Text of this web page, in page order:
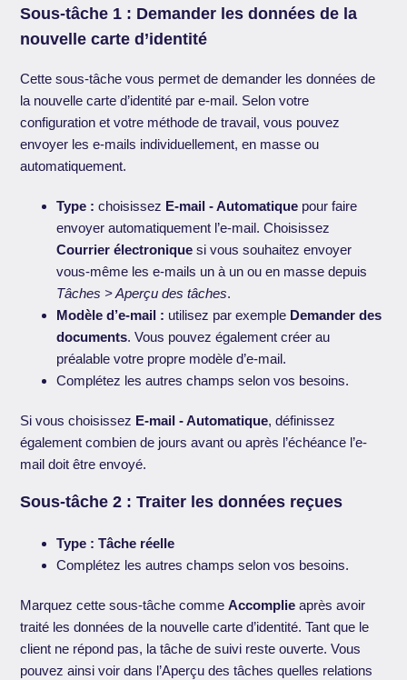
Sous-tâche 1 : Demander les données de la
nouvelle carte d’identité
Cette sous-tâche vous permet de demander les données de
la nouvelle carte d’identité par e-mail. Selon votre
configuration et votre méthode de travail, vous pouvez
envoyer les e-mails individuellement, en masse ou
automatiquement.
Type : choisissez E-mail - Automatique pour faire
envoyer automatiquement l’e-mail. Choisissez
Courrier électronique si vous souhaitez envoyer
vous-même les e-mails un à un ou en masse depuis
Tâches > Aperçu des tâches.
Modèle d’e-mail : utilisez par exemple Demander des
documents. Vous pouvez également créer au
préalable votre propre modèle d’e-mail.
Complétez les autres champs selon vos besoins.
Si vous choisissez E-mail - Automatique, définissez
également combien de jours avant ou après l’échéance l’e-
mail doit être envoyé.
Sous-tâche 2 : Traiter les données reçues
Type : Tâche réelle
Complétez les autres champs selon vos besoins.
Marquez cette sous-tâche commeAccomplie après avoir
traité les données de la nouvelle carte d’identité. Tant que le
client ne répond pas, la tâche de suivi reste ouverte. Vous
pouvez ainsi voir dans l’Aperçu des tâches quelles relations